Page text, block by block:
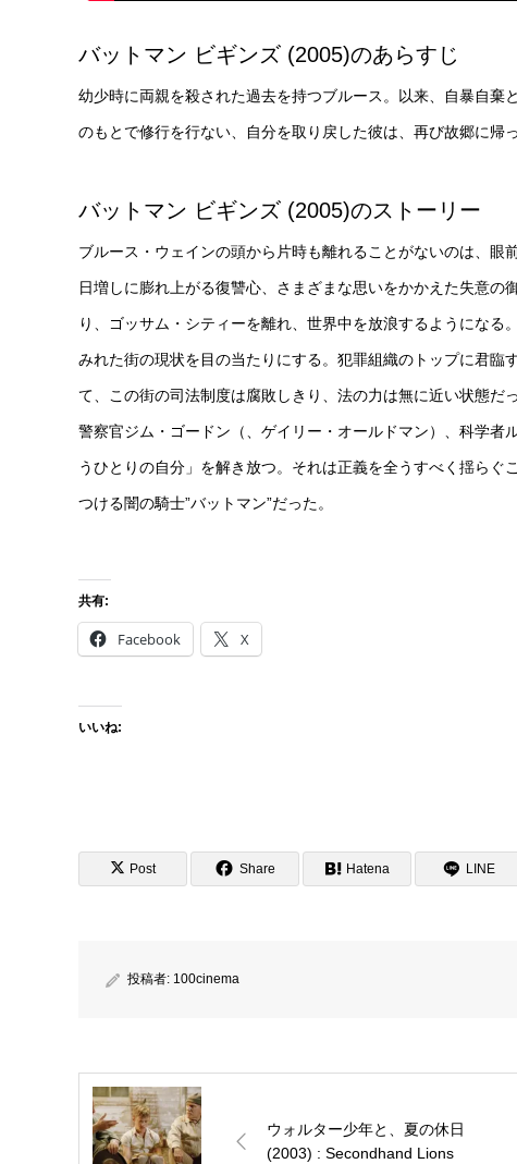
バットマン ビギンズ (2005)のあらすじ
幼少時に両親を殺された過去を持つブルース。以来、自暴自
のもとで修行を行ない、自分を取り戻した彼は、再び故郷に帰っ
バットマン ビギンズ (2005)のストーリー
ブルース・ウェインの頭から片時も離れることがないのは、
日増しに膨れ上がる復讐心、さまざまな思いをかかえた失意
り、ゴッサム・シティーを離れ、世界中を放浪するようにな
みれた街の現状を目の当たりにする。犯罪組織のトップに君
て、この街の司法制度は腐敗しきり、法の力は無に近い状態
警察官ジム・ゴードン（、ゲイリー・オールドマン）、科学
うひとりの自分」を解き放つ。それは正義を全うすべく揺ら
つける闇の騎士”バットマン”だった。
共有:
Facebook X
いいね:
Post Share Hatena LINE
投稿者: 100cinema
ウォルター少年と、夏の休日
(2003) : Secondhand Lions